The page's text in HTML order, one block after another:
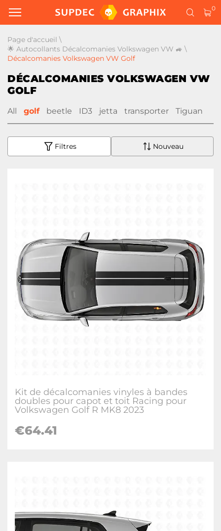
0
Page d'accueil \
🌟 Autocollants Décalcomanies Volkswagen VW 🚙 \
Décalcomanies Volkswagen VW Golf
DÉCALCOMANIES VOLKSWAGEN VW
GOLF
All golf beetle ID3 jetta transporter Tiguan
Filtres Nouveau
Kit de décalcomanies vinyles à bandes
doubles pour capot et toit Racing pour
Volkswagen Golf R MK8 2023
€64.41